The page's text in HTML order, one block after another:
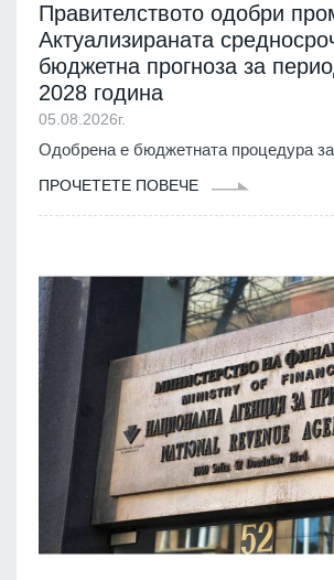
Правителството одобри
Актуализираната
бюджетна прогноза за
2028 година
05.08.2026г.
Одобрена е бюджетната процедура
ПРОЧЕТЕТЕ ПОВЕЧЕ